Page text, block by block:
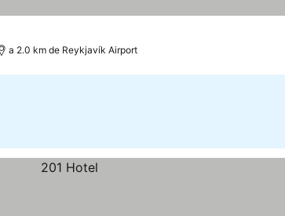
a 2.0 km de Reykjavík Airport